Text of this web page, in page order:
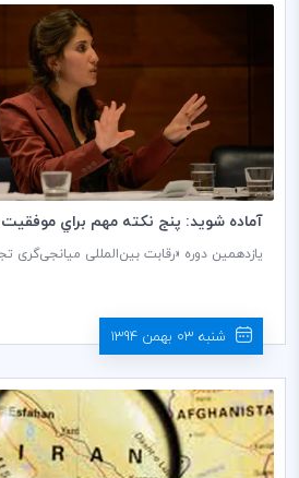
یازدهمین دوره «رقابت بین‌المللی میانجی‌گری
جمعی از متخصصین و بهره‌گیری از تجربیات
ابزارهایی را برای کمک به شرکت‌کنندگان،
شکل برای شرکت در رقابت‌ها، آماده شوند. در
شرکت در این رویداد سرنوشت‌ساز، اشاره شده
شنبه 03 بهمن 1394